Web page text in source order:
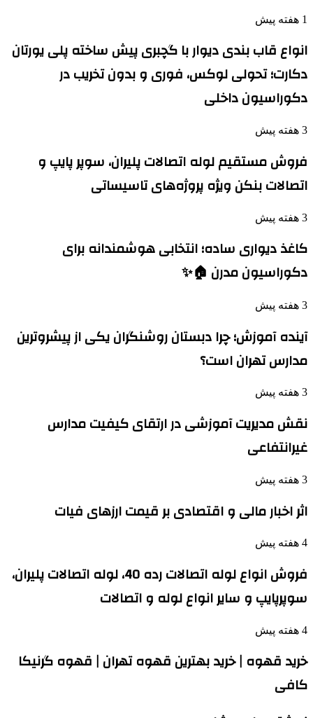
1 هفته پیش
انواع قاب بندی دیوار با گچبری پیش ساخته پلی یورتان
دکارت؛ تحولی لوکس، فوری و بدون تخریب در
دکوراسیون داخلی
3 هفته پیش
فروش مستقیم لوله اتصالات پلیران، سوپر پایپ و
اتصالات بنکن ویژه پروژه‌های تاسیساتی
3 هفته پیش
کاغذ دیواری ساده؛ انتخابی هوشمندانه برای
دکوراسیون مدرن 🏠✨
3 هفته پیش
آینده آموزش؛ چرا دبستان روشنگران یکی از پیشروترین
مدارس تهران است؟
3 هفته پیش
نقش مدیریت آموزشی در ارتقای کیفیت مدارس
غیرانتفاعی
3 هفته پیش
اثر اخبار مالی و اقتصادی بر قیمت ارزهای فیات
4 هفته پیش
فروش انواع لوله اتصالات رده 40، لوله اتصالات پلیران،
سوپرپایپ و سایر انواع لوله و اتصالات
4 هفته پیش
خرید قهوه | خرید بهترین قهوه تهران | قهوه گرنیکا
کافی